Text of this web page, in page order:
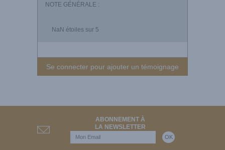
NOTE GÉNÉRALE :
NaN étoiles sur 5
Se connecter pour ajouter un témoignage
ABONNEMENT À
LA NEWSLETTER